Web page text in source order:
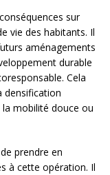
sur
vie des habitants. Il
aménagements
durable
Cela
densification
mobilité douce ou
prendre en
à cette opération. Il